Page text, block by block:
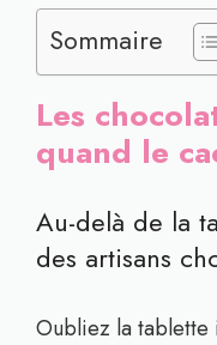
Sommaire
Les
quand le
Au-delà de la
des artisans
Oubliez la tablette